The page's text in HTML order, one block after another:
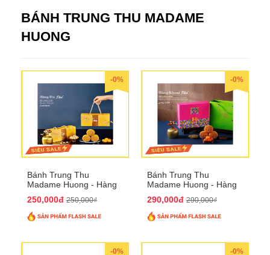
BÁNH TRUNG THU MADAME
HUONG
-0%
Bánh Trung Thu
Madame Huong - Hàng
250,000đ 250,000₫
-0%
Bánh Trung Thu
Madame Huong - Hàng
290,000đ 290,000₫
-0% -0%